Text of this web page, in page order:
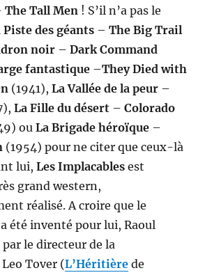
The Tall Men ! S’il n’a pas le
Piste des géants – The Big Trail
noir – Dark Command
fantastique –They Died with
(1941),La Vallée de la peur –
La Fille du désert – Colorado
ouLa Brigade héroïque –
(1954) pour ne citer que ceux-là
lui,Les Implacables est
grand western,
réalisé. A croire que le
été inventé pour lui, Raoul
par le directeur de la
Tover (L’Héritière de